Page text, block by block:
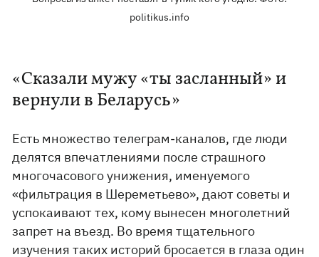
politikus.info
«Сказали мужу «ты засланный» и
вернули в Беларусь»
Есть множество телеграм-каналов, где люди
делятся впечатлениями после страшного
многочасового унижения, именуемого
«фильтрация в Шереметьево», дают советы и
успокаивают тех, кому вынесен многолетний
запрет на въезд. Во время тщательного
изучения таких историй бросается в глаза один